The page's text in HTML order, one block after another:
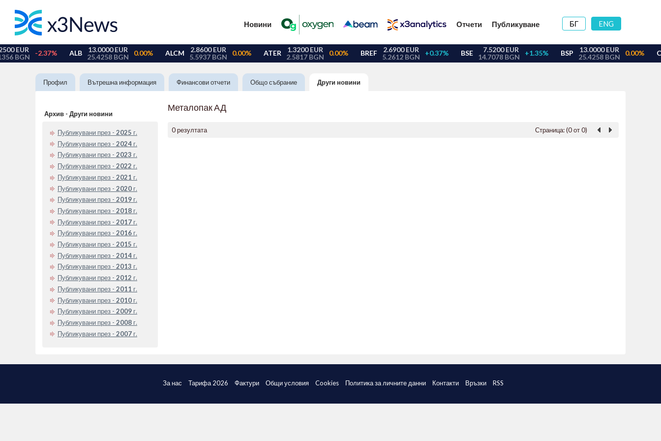
БГ ENG
Новини Отчети Публикуване
Профил Вътрешна информация Финансови отчети Общо събрание Други новини
Архив - Други новини
Публикувани през - 2025 г.
Публикувани през - 2024 г.
Публикувани през - 2023 г.
Публикувани през - 2022 г.
Публикувани през - 2021 г.
Публикувани през - 2020 г.
Публикувани през - 2019 г.
Публикувани през - 2018 г.
Публикувани през - 2017 г.
Публикувани през - 2016 г.
Публикувани през - 2015 г.
Публикувани през - 2014 г.
Публикувани през - 2013 г.
Публикувани през - 2012 г.
Публикувани през - 2011 г.
Публикувани през - 2010 г.
Публикувани през - 2009 г.
Публикувани през - 2008 г.
Публикувани през - 2007 г.
Металопак АД
0 резултата Страница: (0 от 0)
За нас Тарифа 2026 Фактури Общи условия Cookies Политика за личните данни Контакти Връзки RSS